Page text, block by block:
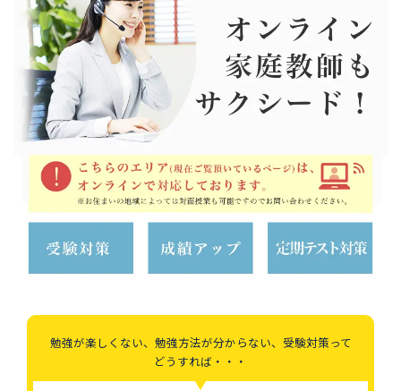
勉強が楽しくない、勉強方法が分からない、受験対策って
どうすれば・・・